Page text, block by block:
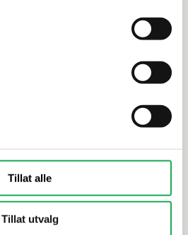
Tillat alle
Tillat utvalg
-60%
CASALGRANDE